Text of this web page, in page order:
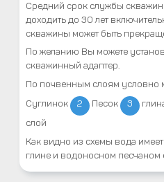
Средний срок службы
доходить до 30 лет
скважины может быть
По желанию Вы можете
скважинный адаптер.
По почвенным слоям условно
Суглинок
2 Песок 3
слой
Как видно из схемы вода имеет
глине и водоносном песчаном